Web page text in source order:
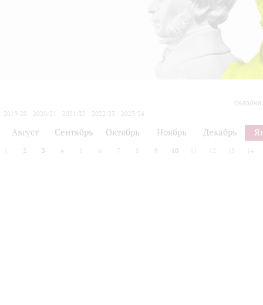
2019/20
2020/21 2021/22 2022/23
2023/24
Август Сентябрь Октябрь Ноябрь Декабрь
2 3 4 5 6 7 8 9 10 12 13 14